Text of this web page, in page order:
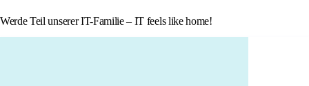
Werde Teil unserer IT-Familie – IT feels like home!